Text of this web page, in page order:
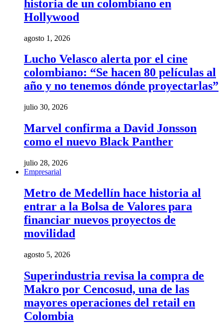
historia de un colombiano en
Hollywood
agosto 1, 2026
Lucho Velasco alerta por el cine
colombiano: “Se hacen 80 películas al
año y no tenemos dónde proyectarlas”
julio 30, 2026
Marvel confirma a David Jonsson
como el nuevo Black Panther
julio 28, 2026
Empresarial
Metro de Medellín hace historia al
entrar a la Bolsa de Valores para
financiar nuevos proyectos de
movilidad
agosto 5, 2026
Superindustria revisa la compra de
Makro por Cencosud, una de las
mayores operaciones del retail en
Colombia